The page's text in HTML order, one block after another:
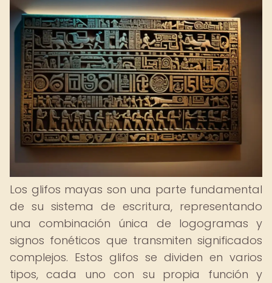
Los glifos mayas son una parte fundamental
de su sistema de escritura, representando
una combinación única de logogramas y
signos fonéticos que transmiten significados
complejos. Estos glifos se dividen en varios
tipos, cada uno con su propia función y